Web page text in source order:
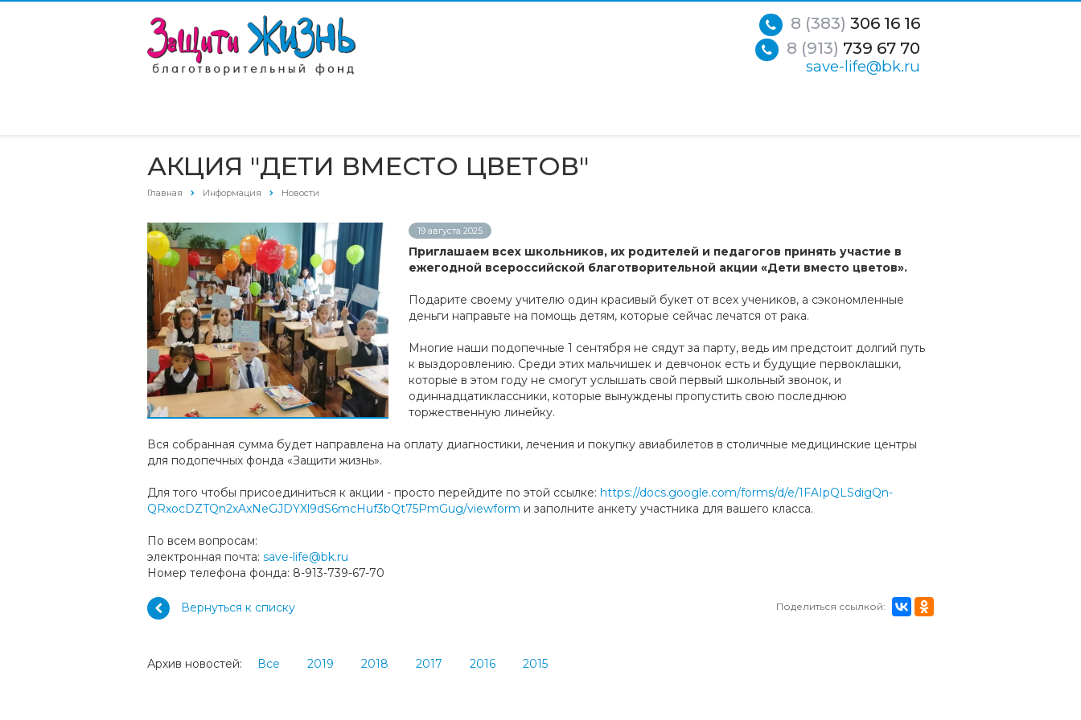
8 (383) 306 16 16
8 (913) 739 67 70
save-life@bk.ru
АКЦИЯ "ДЕТИ ВМЕСТО ЦВЕТОВ"
Главная Информация Новости
19 августа 2025
Приглашаем всех школьников, их родителей и педагогов принять участие в
ежегодной всероссийской благотворительной акции «Дети вместо цветов».
Подарите своему учителю один красивый букет от всех учеников, а сэкономленные
деньги направьте на помощь детям, которые сейчас лечатся от рака.
Многие наши подопечные 1 сентября не сядут за парту, ведь им предстоит долгий путь
к выздоровлению. Среди этих мальчишек и девчонок есть и будущие первоклашки,
которые в этом году не смогут услышать свой первый школьный звонок, и
одиннадцатиклассники, которые вынуждены пропустить свою последнюю
торжественную линейку.
Вся собранная сумма будет направлена на оплату диагностики, лечения и покупку авиабилетов в столичные медицинские центры
для подопечных фонда «Защити жизнь».
Для того чтобы присоединиться к акции - просто перейдите по этой ссылке: https://docs.google.com/forms/d/e/1FAIpQLSdigQn-
QRxocDZTQn2xAxNeGJDYXl9dS6mcHuf3bQt75PmGug/viewform и заполните анкету участника для вашего класса.
По всем вопросам:
электронная почта: save-life@bk.ru
Номер телефона фонда: 8-913-739-67-70
Поделиться ссылкой:
Вернуться к списку
Архив новостей: Все 2019 2018 2017 2016 2015